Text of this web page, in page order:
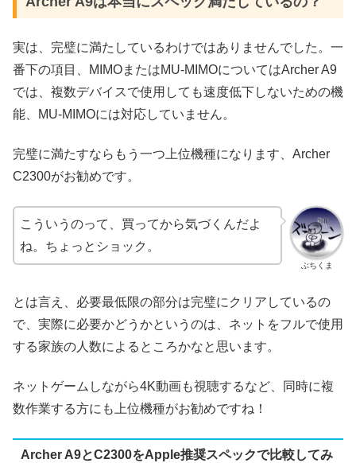
実は、完璧に満たしているわけではありませんでした。一
番下の項目、MIMOまたはMU-MIMOについてはArcher A9
では、複数デバイスで使用しても速度低下しないための機
能、MU-MIMOには対応していません。
完璧に満たすならもう一つ上位機種になります、Archer
C2300がお勧めです。
ぶちくま
こういうのって、買ってから気づくんだよ
ね。ちょっとショック。
とは言え、必要最低限の部分は完璧にクリアしているの
で、実際に必要かどうかというのは、ネットをフルで使用
する家族の人数によるところかなと思います。
ネットゲームしながら4K動画も視聴するなど、同時に複
数作業する方にも上位機種がお勧めですね！
Archer A9とC2300をApple推奨スペックで比較してみ